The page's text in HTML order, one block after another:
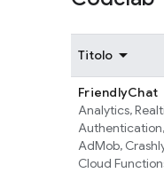
Titolo
FriendlyChat
Analytics,
Authentication,
AdMob,
Cloud